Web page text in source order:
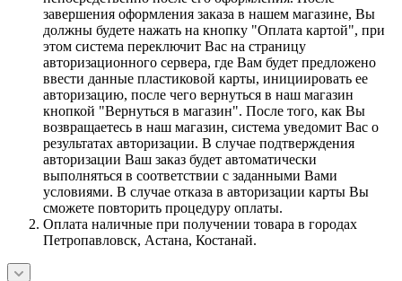
завершения оформления заказа в нашем магазине, Вы
должны будете нажать на кнопку "Оплата картой", при
этом система переключит Вас на страницу
авторизационного сервера, где Вам будет предложено
ввести данные пластиковой карты, инициировать ее
авторизацию, после чего вернуться в наш магазин
кнопкой "Вернуться в магазин". После того, как Вы
возвращаетесь в наш магазин, система уведомит Вас о
результатах авторизации. В случае подтверждения
авторизации Ваш заказ будет автоматически
выполняться в соответствии с заданными Вами
условиями. В случае отказа в авторизации карты Вы
сможете повторить процедуру оплаты.
Оплата наличные при получении товара в городах
Петропавловск, Астана, Костанай.